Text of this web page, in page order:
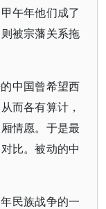
午年他们成了
被宗藩关系拖
中国曾希望西
而各有算计，
情愿。于是最
比。被动的中
民族战争的一